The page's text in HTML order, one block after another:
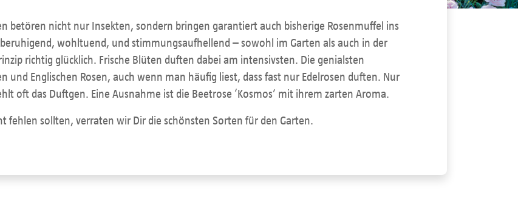
betören nicht nur Insekten, sondern bringen garantiert auch bisherige Rosenmuffel ins
wohltuend, und stimmungsaufhellend – sowohl im Garten als auch in der
richtig glücklich. Frische Blüten duften dabei am intensivsten. Die genialsten
und Englischen Rosen, auch wenn man häufig liest, dass fast nur Edelrosen duften. Nur
oft das Duftgen. Eine Ausnahme ist die Beetrose ‘Kosmos’ mit ihrem zarten Aroma.
fehlen sollten, verraten wir Dir die schönsten Sorten für den Garten.